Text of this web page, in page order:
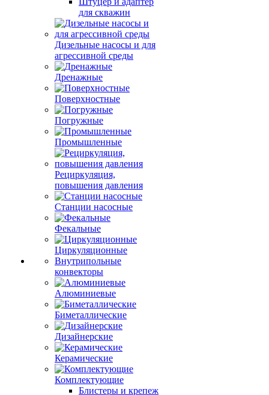
для скважин
Дизельные насосы и для
агрессивной среды
Дренажные
Поверхностные
Погружные
Промышленные
Рециркуляция,
повышения давления
Станции насосные
Фекальные
Циркуляционные
Внутрипольные
конвекторы
Алюминиевые
Биметаллические
Дизайнерские
Керамические
Комплектующие
Блистеры и крепеж